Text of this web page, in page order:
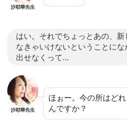
沙耶華先生
はい。それでちょっとあの、新
なきゃいけないということにな
出せなくって…
沙耶華先生
ほぉー。今の所はど
んですか？